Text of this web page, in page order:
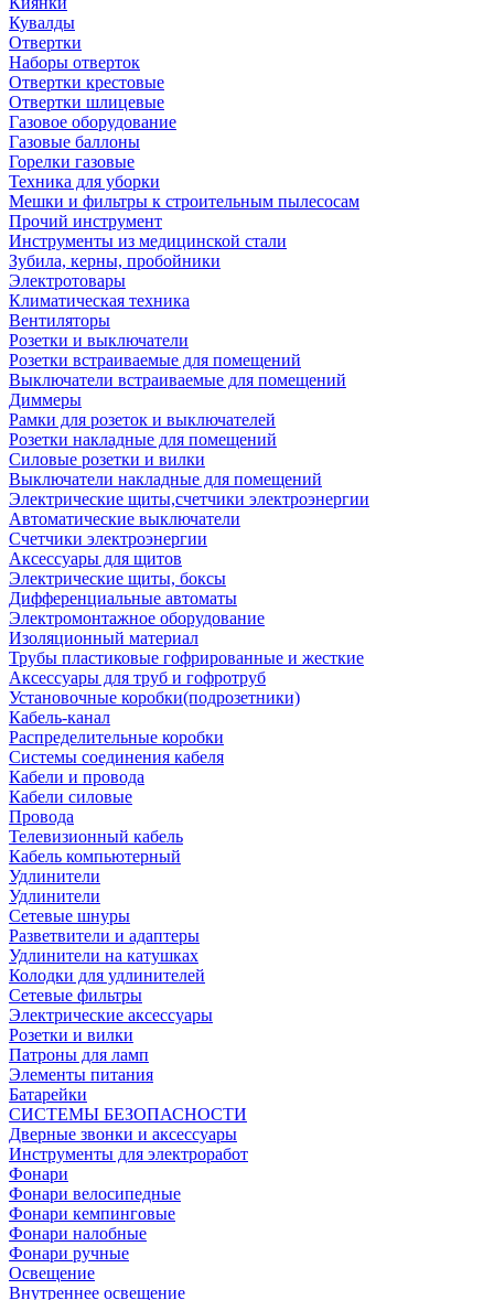
Кувалды
Отвертки
Наборы отверток
Отвертки крестовые
Отвертки шлицевые
Газовое оборудование
Газовые баллоны
Горелки газовые
Техника для уборки
Мешки и фильтры к строительным пылесосам
Прочий инструмент
Инструменты из медицинской стали
Зубила, керны, пробойники
Электротовары
Климатическая техника
Вентиляторы
Розетки и выключатели
Розетки встраиваемые для помещений
Выключатели встраиваемые для помещений
Диммеры
Рамки для розеток и выключателей
Розетки накладные для помещений
Силовые розетки и вилки
Выключатели накладные для помещений
Электрические щиты,счетчики электроэнергии
Автоматические выключатели
Счетчики электроэнергии
Аксессуары для щитов
Электрические щиты, боксы
Дифференциальные автоматы
Электромонтажное оборудование
Изоляционный материал
Трубы пластиковые гофрированные и жесткие
Аксессуары для труб и гофротруб
Установочные коробки(подрозетники)
Кабель-канал
Распределительные коробки
Системы соединения кабеля
Кабели и провода
Кабели силовые
Провода
Телевизионный кабель
Кабель компьютерный
Удлинители
Удлинители
Сетевые шнуры
Разветвители и адаптеры
Удлинители на катушках
Колодки для удлинителей
Сетевые фильтры
Электрические аксессуары
Розетки и вилки
Патроны для ламп
Элементы питания
Батарейки
СИСТЕМЫ БЕЗОПАСНОСТИ
Дверные звонки и аксессуары
Инструменты для электроработ
Фонари
Фонари велосипедные
Фонари кемпинговые
Фонари налобные
Фонари ручные
Освещение
Внутреннее освещение